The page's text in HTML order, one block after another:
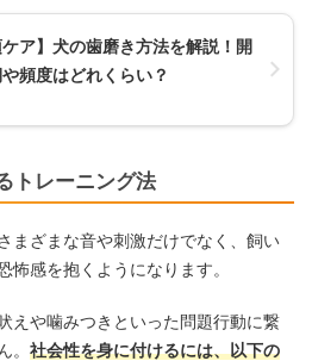
ケア】犬の歯磨き方法を解説！開
頻度はどれくらい？
トレーニング法
まざまな音や刺激だけでなく、飼い
怖感を抱くようになります。
えや噛みつきといった問題行動に繋
。 社会性を身に付けるには、以下の